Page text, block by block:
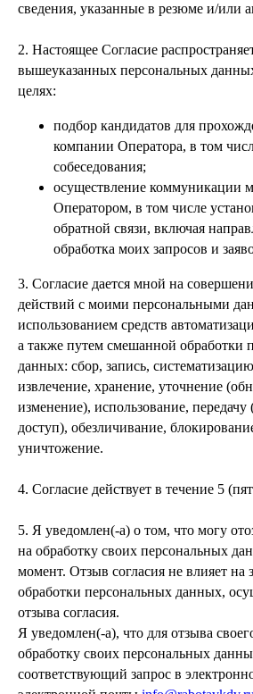
сведения, указанные в резюме и/или
2. Настоящее Согласие
вышеуказанных персональных
целях:
подбор кандидатов для
компании Оператора, в том
собеседования;
осуществление коммуникации
Оператором, в том числе
обратной связи, включая
обработка моих запросов и
3. Согласие дается мной на
действий с моими персональными
использованием средств
а также путем смешанной обработки
данных: сбор, запись,
извлечение, хранение, уточнение
изменение), использование, передачу
доступ), обезличивание,
уничтожение.
4. Согласие действует в течение 5
5. Я уведомлен(-а) о том, что могу
на обработку своих персональных
момент. Отзыв согласия не влияет на
обработки персональных данных,
отзыва согласия.
Я уведомлен(-а), что для отзыва
обработку своих персональных
соответствующий запрос в